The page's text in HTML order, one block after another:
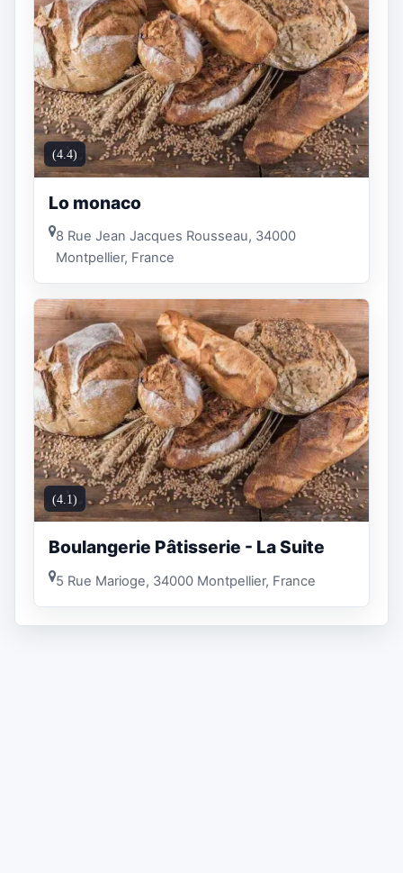
(4.4)
Lo monaco
8 Rue Jean Jacques Rousseau, 34000
Montpellier, France
(4.1)
Boulangerie Pâtisserie - La Suite
5 Rue Marioge, 34000 Montpellier, France